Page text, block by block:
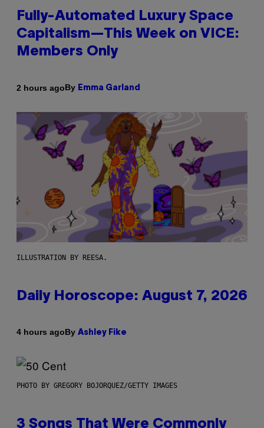
Fully-Automated Luxury Space
Capitalism—This Week on VICE:
Members Only
2 hours agoBy Emma Garland
ILLUSTRATION BY REESA.
Daily Horoscope: August 7, 2026
4 hours agoBy Ashley Fike
PHOTO BY GREGORY BOJORQUEZ/GETTY IMAGES
3 Songs That Were Commonly